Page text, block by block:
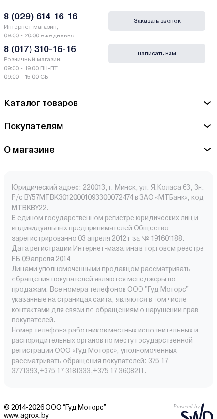
Каталог товаров
Покупателям
О магазине
Юридический адрес: 220013, г. Минск, ул. Я.Коласа 63, 3н.
Р/с BY57MTBK30120001093300072474 в ЗАО «МТБанк», код
MTBKBY22.
В едином государственном регистре юридических лиц и
индивидуальных предпринимателей Общество
зарегистрированно 03 апреля 2012 г за № 191601188.
Дата регистрации Интернет-мазагина в торговом реестре
РБ 09 апреля 2014
Лицами уполномоченными продавцом рассматривать
обращения покупателей являются менеджеры по
продажам. Все номера телефонов ООО "Гуд Моторс"
указанные на страницах сайта, являются в том числе
контактами для связи по обращениям о нарушении прав
покупателей.
Номер телефона работников местных исполнительных и
распорядительных органов по месту государственной
регистрации ООО «Гуд Моторс», уполномоченных
рассматривать обращения покупателей: 375 17
3771393,+375 17 3181333,+375 17 3608211.
8 (029) 614-16-16
Интернет-магазин,
09:00 - 20:00 ежедневно
8 (017) 310-16-16
Розничный магазин,
09:00 - 19:00 ПН-ПТ
09:00 - 15:00 СБ
Заказать звонок
Написать нам
© 2014-2026 ООО “Гуд Моторс”
www.agrox.by